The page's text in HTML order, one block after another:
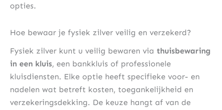
opties.
Hoe bewaar je fysiek zilver veilig en verzekerd?
Fysiek zilver kunt u veilig bewaren via thuisbewaring
in een kluis, een bankkluis of professionele
kluisdiensten. Elke optie heeft specifieke voor- en
nadelen wat betreft kosten, toegankelijkheid en
verzekeringsdekking. De keuze hangt af van de